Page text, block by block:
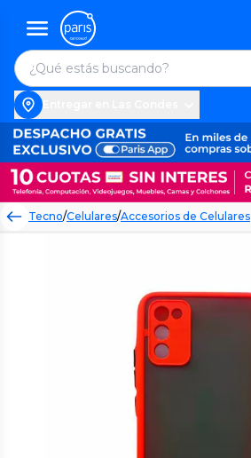
Tecno/Celulares/Accesorios de Celulares